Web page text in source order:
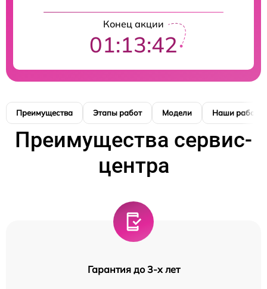
Конец акции
01:13:41
Преимущества Этапы работ Модели Наши работы
Преимущества сервис-
центра
Гарантия до 3-х лет